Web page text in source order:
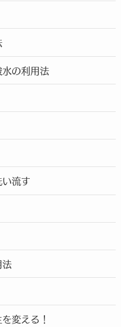
の利用法
流す
変える！